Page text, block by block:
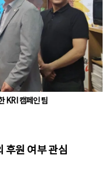
KRI 캠페인 팀
후원 여부 관심